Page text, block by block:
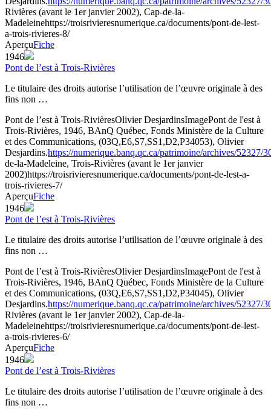
Rivières (avant le 1er janvier 2002), Cap-de-la-
Madeleinehttps://troisrivieresnumerique.ca/documents/pont-de-lest-
a-trois-rivieres-8/
AperçuFiche
1946
Pont de l’est à Trois-Rivières
Le titulaire des droits autorise l’utilisation de l’œuvre originale à des
fins non …
Pont de l’est à Trois-RivièresOlivier DesjardinsImagePont de l'est à
Trois-Rivières, 1946, BAnQ Québec, Fonds Ministère de la Culture
et des Communications, (03Q,E6,S7,SS1,D2,P34053), Olivier
Desjardins.https://numerique.banq.qc.ca/patrimoine/archives/52327/
de-la-Madeleine, Trois-Rivières (avant le 1er janvier
2002)https://troisrivieresnumerique.ca/documents/pont-de-lest-a-
trois-rivieres-7/
AperçuFiche
1946
Pont de l’est à Trois-Rivières
Le titulaire des droits autorise l’utilisation de l’œuvre originale à des
fins non …
Pont de l’est à Trois-RivièresOlivier DesjardinsImagePont de l'est à
Trois-Rivières, 1946, BAnQ Québec, Fonds Ministère de la Culture
et des Communications, (03Q,E6,S7,SS1,D2,P34045), Olivier
Desjardins.https://numerique.banq.qc.ca/patrimoine/archives/52327/
Rivières (avant le 1er janvier 2002), Cap-de-la-
Madeleinehttps://troisrivieresnumerique.ca/documents/pont-de-lest-
a-trois-rivieres-6/
AperçuFiche
1946
Pont de l’est à Trois-Rivières
Le titulaire des droits autorise l’utilisation de l’œuvre originale à des
fins non …